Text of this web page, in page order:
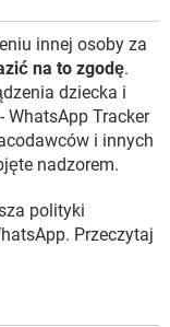
innej osoby za
na to zgodę.
dziecka i
WhatsApp Tracker
i innych
nadzorem.
polityki
Przeczytaj